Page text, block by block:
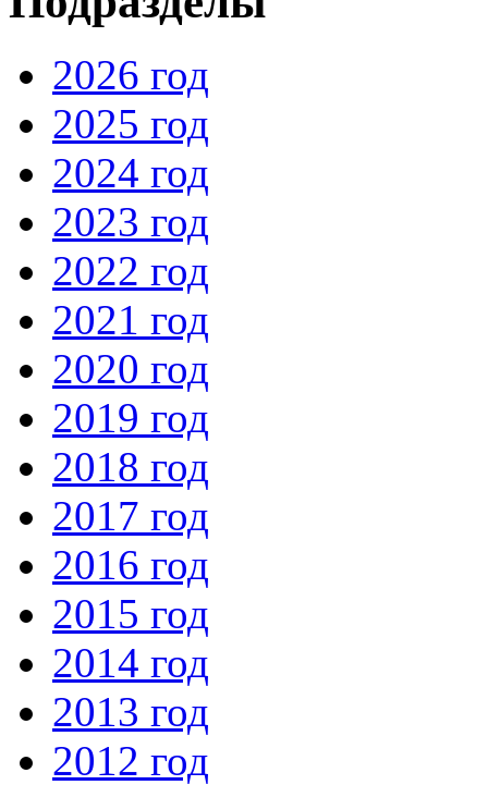
2026 год
2025 год
2024 год
2023 год
2022 год
2021 год
2020 год
2019 год
2018 год
2017 год
2016 год
2015 год
2014 год
2013 год
2012 год